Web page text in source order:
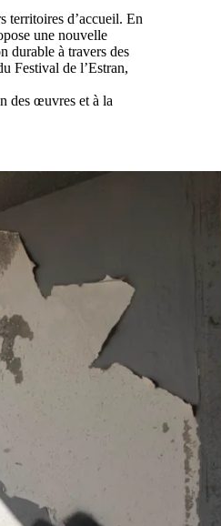
territoires d’accueil. En
une nouvelle
durable à travers des
Festival de l’Estran,
des œuvres et à la